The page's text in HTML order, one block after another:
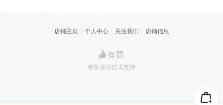
店铺主页 个人中心 关注我们 店铺信息
有赞提供技术支持